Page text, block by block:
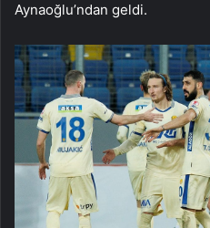
Aynaoğlu’ndan geldi.